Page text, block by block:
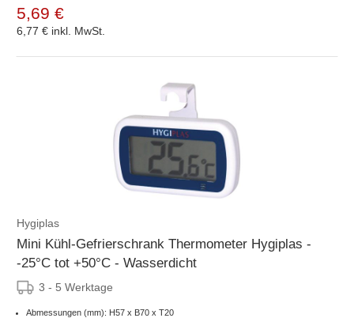
5,69 €
6,77 € inkl. MwSt.
Hygiplas
Mini Kühl-Gefrierschrank Thermometer Hygiplas -
-25°C tot +50°C - Wasserdicht
3 - 5 Werktage
Abmessungen (mm): H57 x B70 x T20